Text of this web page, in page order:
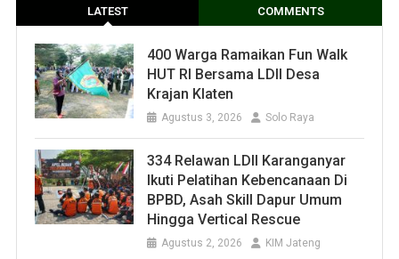
LATEST COMMENTS
400 Warga Ramaikan Fun Walk
HUT RI Bersama LDII Desa
Krajan Klaten
Agustus 3, 2026 Solo Raya
334 Relawan LDII Karanganyar
Ikuti Pelatihan Kebencanaan Di
BPBD, Asah Skill Dapur Umum
Hingga Vertical Rescue
Agustus 2, 2026 KIM Jateng